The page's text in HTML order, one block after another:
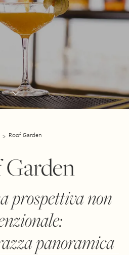
Luxury Apartment
Apartments
Laurina
Apart Hotel
Ottavia
Frattina
Roof Garden
prospettiva non
panoramica